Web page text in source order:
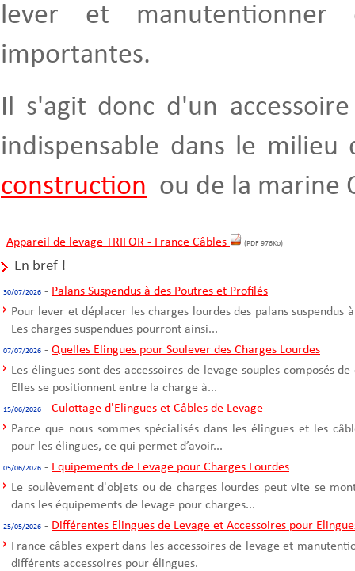
lever et manutentionner
importantes.
Il s'agit donc d'un
indispensable dans le milieu
construction ou de la marine
Appareil de levage TRIFOR - France Câbles (PDF 976Ko)
En bref !
30/07/2026 - Palans Suspendus à des Poutres et Profilés
Pour lever et déplacer les charges lourdes des palans suspendus
Les charges suspendues pourront ainsi...
07/07/2026 - Quelles Elingues pour Soulever des Charges Lourdes
Les élingues sont des accessoires de levage souples composés
Elles se positionnent entre la charge à...
15/06/2026 - Culottage d'Elingues et Câbles de Levage
Parce que nous sommes spécialisés dans les élingues et les
pour les élingues, ce qui permet d’avoir...
05/06/2026 - Equipements de Levage pour Charges Lourdes
Le soulèvement d'objets ou de charges lourdes peut vite se
dans les équipements de levage pour charges...
25/05/2026 - Différentes Elingues de Levage et Accessoires pour
France câbles expert dans les accessoires de levage et
différents accessoires pour élingues.